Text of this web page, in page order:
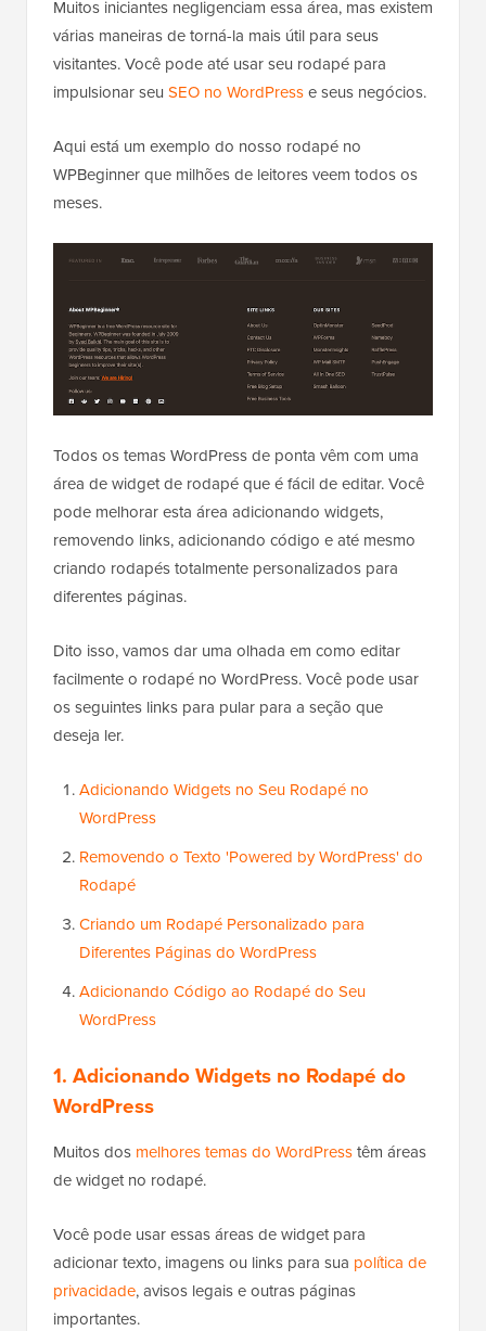
Muitos iniciantes negligenciam essa área, mas existem
várias maneiras de torná-la mais útil para seus
visitantes. Você pode até usar seu rodapé para
impulsionar seu SEO no WordPresse seus negócios.
Aqui está um exemplo do nosso rodapé no
WPBeginner que milhões de leitores veem todos os
meses.
Todos os temas WordPress de ponta vêm com uma
área de widget de rodapé que é fácil de editar. Você
pode melhorar esta área adicionando widgets,
removendo links, adicionando código e até mesmo
criando rodapés totalmente personalizados para
diferentes páginas.
Dito isso, vamos dar uma olhada em como editar
facilmente o rodapé no WordPress. Você pode usar
os seguintes links para pular para a seção que
deseja ler.
Adicionando Widgets no Seu Rodapé no
WordPress
Removendo o Texto 'Powered by WordPress' do
Rodapé
Criando um Rodapé Personalizado para
Diferentes Páginas do WordPress
Adicionando Código ao Rodapé do Seu
WordPress
1. Adicionando Widgets no Rodapé do
WordPress
Muitos dos melhores temas do WordPresstêm áreas
de widget no rodapé.
Você pode usar essas áreas de widget para
adicionar texto, imagens ou links para sua política de
privacidade, avisos legais e outras páginas
importantes.